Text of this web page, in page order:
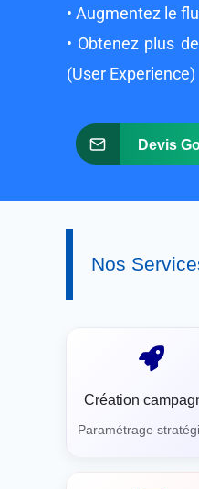
• Augmentez le
• Obtenez plus
(User Experience)
Devis
Nos
Création
Paramétrage